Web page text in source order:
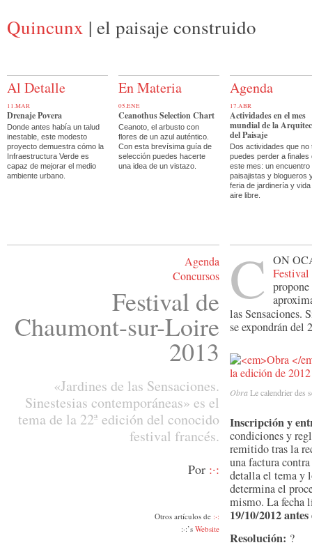
Quincunx | el paisaje construido
Al Detalle
11.MAR
Drenaje Povera
Donde antes había un talud
inestable, este modesto
proyecto demuestra cómo la
Infraestructura Verde es
capaz de mejorar el medio
ambiente urbano.
En Materia
05.ENE
Ceanothus Selection Chart
Ceanoto, el arbusto con
flores de un azul auténtico.
Con esta brevísima guía de
selección puedes hacerte
una idea de un vistazo.
Agenda
17.ABR
Actividades en el mes
mundial de la
del Paisaje
Dos actividades que no
puedes perder a finales
este mes: un encuentro
paisajistas y blogueros
feria de jardinería y vida
aire libre.
Agenda
Concursos
Festival de
Chaumont-sur-Loire
2013
«Jardines de las Sensaciones.
Sinestesias contemporáneas» es el
tema de la 22ª edición del conocido
festival francés.
Por :·:
Otros artículos de :·:
:·:’s Website
C on
Festival
las Sensaciones.
se expondrán del
ObraLe calendrier des
Inscripción y
condiciones y
remitido tras la
una factura
detalla el tema y
determina el
mismo. La fecha
19/10/2012
Resolución: ?